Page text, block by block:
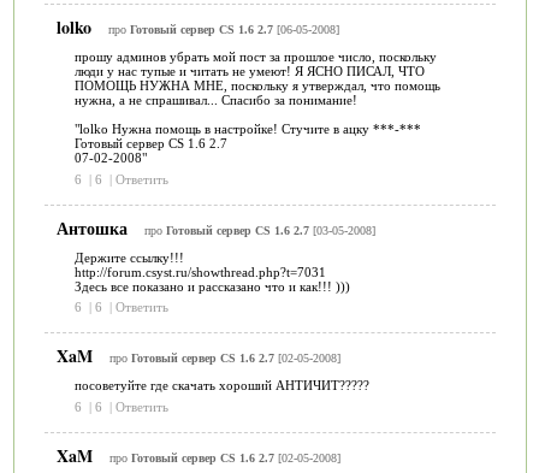
lolko про Готовый сервер CS 1.6 2.7[06-05-2008]
прошу админов убрать мой пост за прошлое число, поскольку
люди у нас тупые и читать не умеют! Я ЯСНО ПИСАЛ, ЧТО
ПОМОЩЬ НУЖНА МНЕ, поскольку я утверждал, что помощь
нужна, а не спрашивал... Спасибо за понимание!
"lolko Нужна помощь в настройке! Стучите в ацку ***-***
Готовый сервер CS 1.6 2.7
07-02-2008"
6
| 6 | Ответить
Антошка про Готовый сервер CS 1.6 2.7[03-05-2008]
Держите ссылку!!!
http://forum.csyst.ru/showthread.php?t=7031
Здесь все показано и рассказано что и как!!! )))
6
| 6 | Ответить
XaM про Готовый сервер CS 1.6 2.7[02-05-2008]
посоветуйте где скачать хороший АНТИЧИТ?????
6
| 6 | Ответить
XaM про Готовый сервер CS 1.6 2.7[02-05-2008]